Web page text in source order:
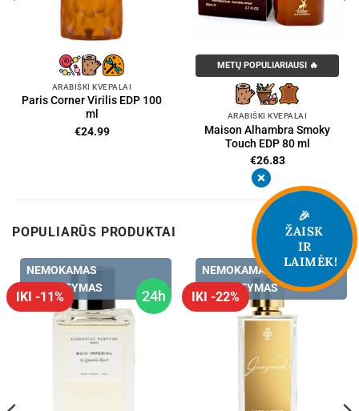
ARABIŠKI KVEPALAI
Paris Corner Virilis EDP 100
ml
€24.99
METŲ POPULIARIAUSI 🔥
ARABIŠKI KVEPALAI
Maison Alhambra Smoky
Touch EDP 80 ml
€26.83
POPULIARŪS PRODUKTAI
24h
IKI -11%
NEMOKAMAS
PRISTATYMAS
IKI -22%
NEMOKAMAS
PRISTATYMAS
🎉
ŽAISK
IR
LAIMĖK!